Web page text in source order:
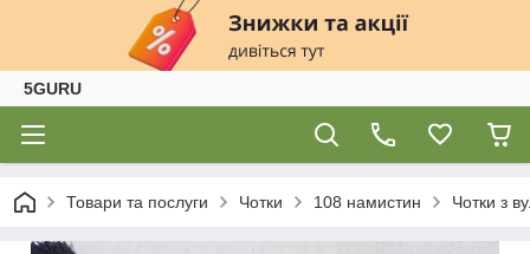
5GURU
Товари та послуги Чотки 108 намистин Чотки з